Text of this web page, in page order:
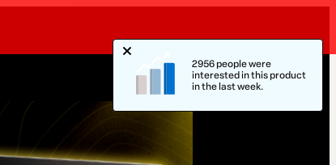
2956 people were
interested in this product
in the last week.